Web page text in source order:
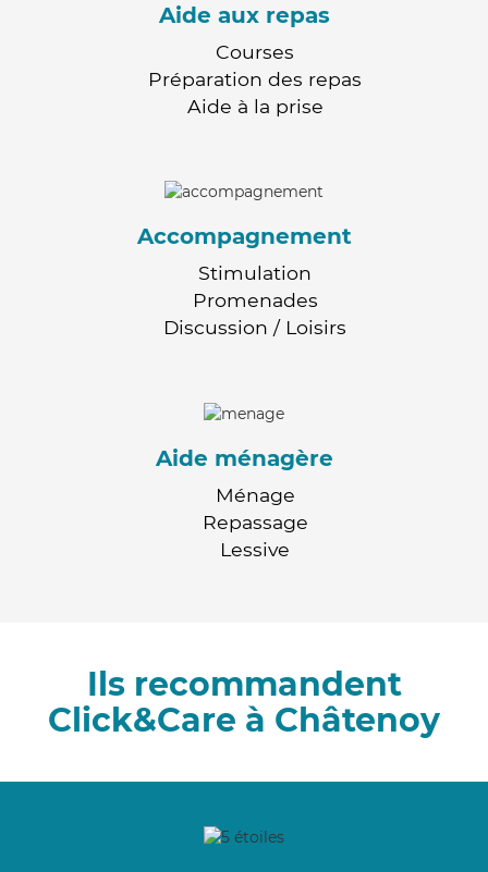
Aide aux repas
Courses
Préparation des repas
Aide à la prise
Accompagnement
Stimulation
Promenades
Discussion / Loisirs
Aide ménagère
Ménage
Repassage
Lessive
Ils recommandent
Click&Care à Châtenoy